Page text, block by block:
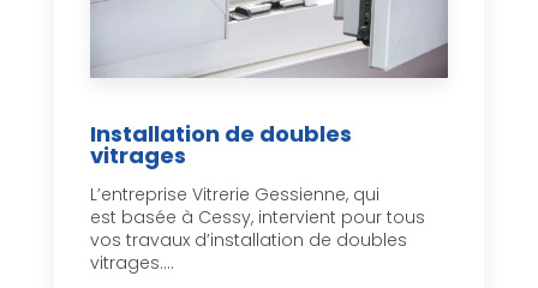
Installation de doubles
vitrages
L’entreprise Vitrerie Gessienne, qui
est basée à Cessy, intervient pour tous
vos travaux d’installation de doubles
vitrages....